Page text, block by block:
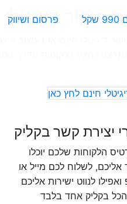
ביקור
חינם לחץ כאן
פרסום ושיווק
יצירת קשר בקליק
הלקוחות שלכם יוכלו
לשלוח לכם מייל או
לנווט ישירות אליכם
בקליק אחד בלבד